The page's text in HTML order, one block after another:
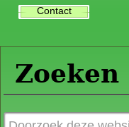
Contact
Zoeken